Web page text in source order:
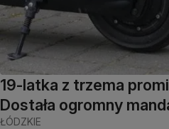
19-latka z trzema
Dostała ogromny
ŁÓDZKIE